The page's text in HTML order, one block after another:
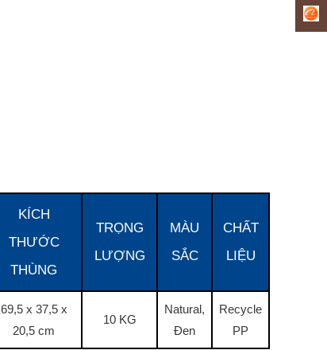
KÍCH
THƯỚC
THÙNG
TRỌNG
LƯỢNG
MÀU
SẮC
CHẤT
LIỆU
69,5 x 37,5 x
20,5 cm
10 KG
Natural,
Đen
Recycle
PP